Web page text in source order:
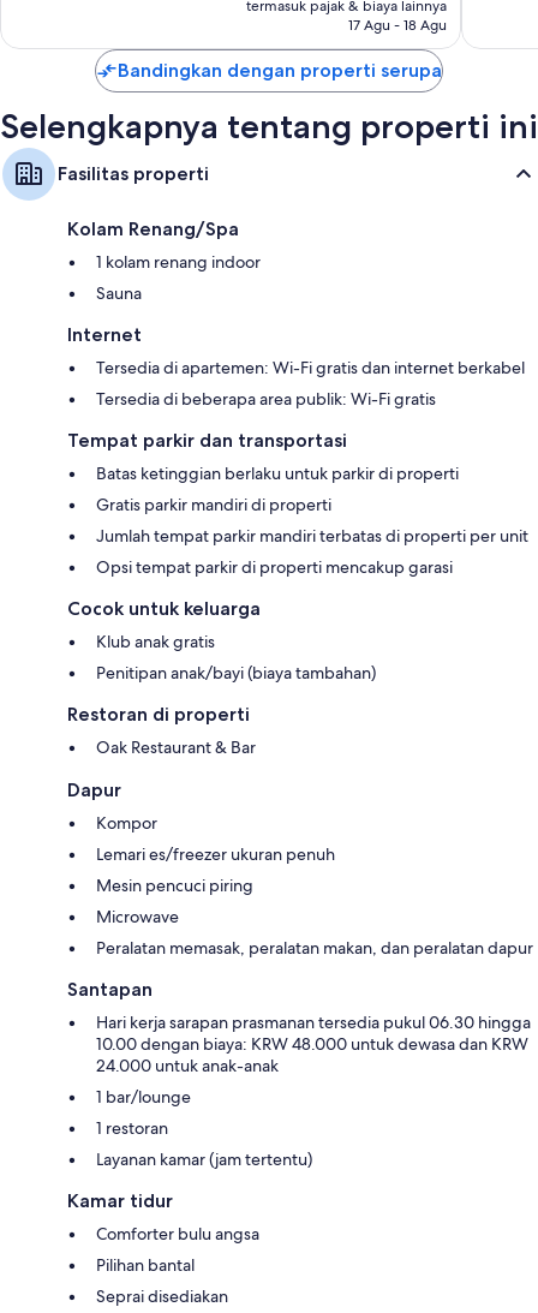
Lemari dan ruang baju, ruang duduk terpisah, dan dapur
termasuk pajak & biaya lainnya
17 Agu - 18 Agu
Bandingkan dengan properti serupa
Selengkapnya tentang properti ini
Fasilitas properti
Kolam Renang/Spa
1 kolam renang indoor
Sauna
Internet
Tersedia di apartemen: Wi-Fi gratis dan internet berkabel
Tersedia di beberapa area publik: Wi-Fi gratis
Tempat parkir dan transportasi
Batas ketinggian berlaku untuk parkir di properti
Gratis parkir mandiri di properti
Jumlah tempat parkir mandiri terbatas di properti per unit
Opsi tempat parkir di properti mencakup garasi
Cocok untuk keluarga
Klub anak gratis
Penitipan anak/bayi (biaya tambahan)
Restoran di properti
Oak Restaurant & Bar
Dapur
Kompor
Lemari es/freezer ukuran penuh
Mesin pencuci piring
Microwave
Peralatan memasak, peralatan makan, dan peralatan dapur
Santapan
Hari kerja sarapan prasmanan tersedia pukul 06.30 hingga
10.00 dengan biaya: KRW 48.000 untuk dewasa dan KRW
24.000 untuk anak-anak
1 bar/lounge
1 restoran
Layanan kamar (jam tertentu)
Kamar tidur
Comforter bulu angsa
Pilihan bantal
Seprai disediakan